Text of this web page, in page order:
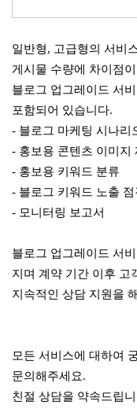
일반형, 고급형의 서비
게시물 수량에 차이점
블로그 업그레이드 서
포함되어 있습니다.
- 블로그 마케팅 시나리
- 홍보용 콘텐츠 이미지
- 홍보용 키워드 분류
- 블로그 키워드 노출 점
- 모니터링 보고서
블로그 업그레이드 서
지며 계약 기간 이후 고
지속적인 상담 지원을
모든 서비스에 대하여
문의해주세요.
친절 상담을 약속드립